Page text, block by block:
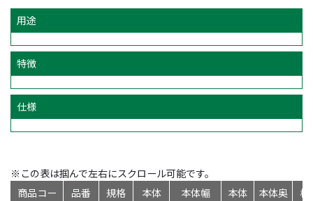
用途
特徴
仕様
※この表は掴んで左右にスクロール可能です。
商品コー
品番
規格
本体
本体幅
本体
本体奥
標